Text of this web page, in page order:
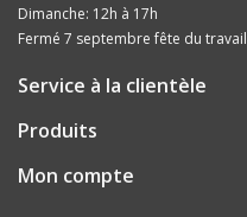
Dimanche: 12h à 17h
Fermé 7 septembre fête du travail
Service à la clientèle
Produits
Mon compte